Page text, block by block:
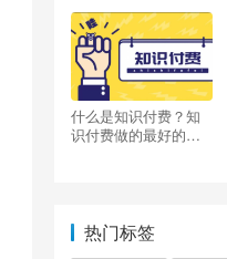
什么是知识付费？知
识付费做的最好的平
热门标签